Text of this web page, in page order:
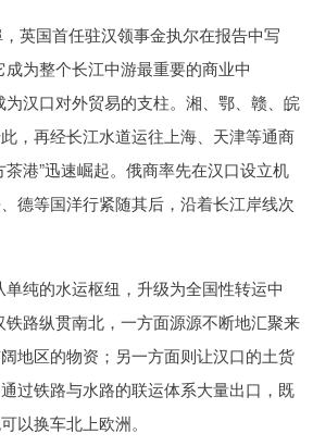
英国首任驻汉领事金执尔在报告中写
成为整个长江中游最重要的商业中
为汉口对外贸易的支柱。湘、鄂、赣、皖
，再经长江水道运往上海、天津等通商
茶港”迅速崛起。俄商率先在汉口设立机
德等国洋行紧随其后，沿着长江岸线次
单纯的水运枢纽，升级为全国性转运中
铁路纵贯南北，一方面源源不断地汇聚来
地区的物资；另一方面则让汉口的土货
过铁路与水路的联运体系大量出口，既
以换车北上欧洲。